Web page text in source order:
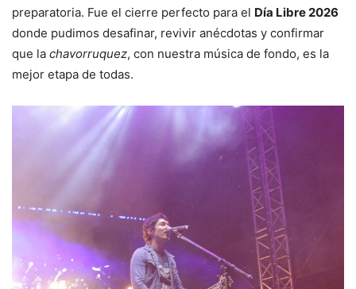
preparatoria. Fue el cierre perfecto para el Día Libre 2026
donde pudimos desafinar, revivir anécdotas y confirmar
que la chavorruquez, con nuestra música de fondo, es la
mejor etapa de todas.